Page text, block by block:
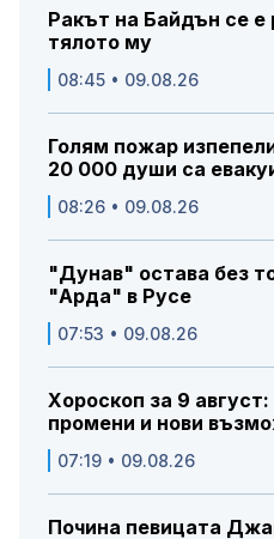
Ракът на Байдън се е
тялото му
08:45 • 09.08.26
Голям пожар
20 000 души са
08:26 • 09.08.26
"Дунав" остава без
"Арда" в Русе
07:53 • 09.08.26
Хороскоп за 9
промени и нови
07:19 • 09.08.26
Почина певицата